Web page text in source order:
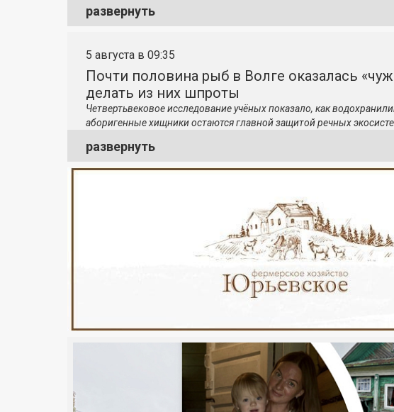
развернуть
5 августа в 09:35
Почти половина рыб в Волге оказалась
делать из них шпроты
Четвертьвековое исследование учёных показало, как
аборигенные хищники остаются главной защитой речных
развернуть